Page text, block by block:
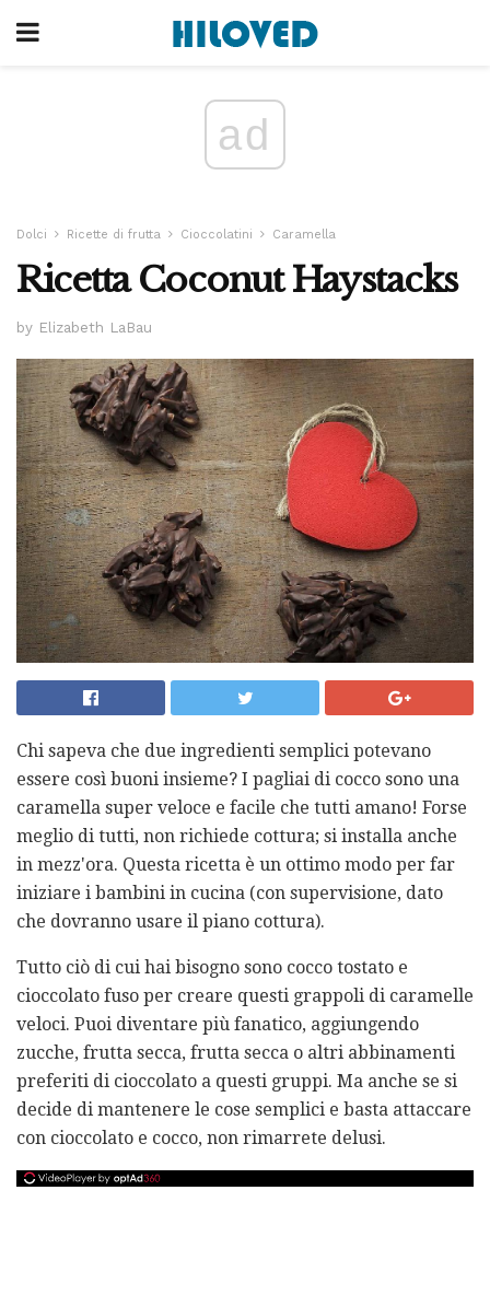
ad
Dolci Ricette di frutta Cioccolatini Caramella
Ricetta Coconut Haystacks
by Elizabeth LaBau
Chi sapeva che due ingredienti semplici potevano
essere così buoni insieme? I pagliai di cocco sono una
caramella super veloce e facile che tutti amano! Forse
meglio di tutti, non richiede cottura; si installa anche
in mezz'ora. Questa ricetta è un ottimo modo per far
iniziare i bambini in cucina (con supervisione, dato
che dovranno usare il piano cottura).
Tutto ciò di cui hai bisogno sono cocco tostato e
cioccolato fuso per creare questi grappoli di caramelle
veloci. Puoi diventare più fanatico, aggiungendo
zucche, frutta secca, frutta secca o altri abbinamenti
preferiti di cioccolato a questi gruppi. Ma anche se si
decide di mantenere le cose semplici e basta attaccare
con cioccolato e cocco, non rimarrete delusi.